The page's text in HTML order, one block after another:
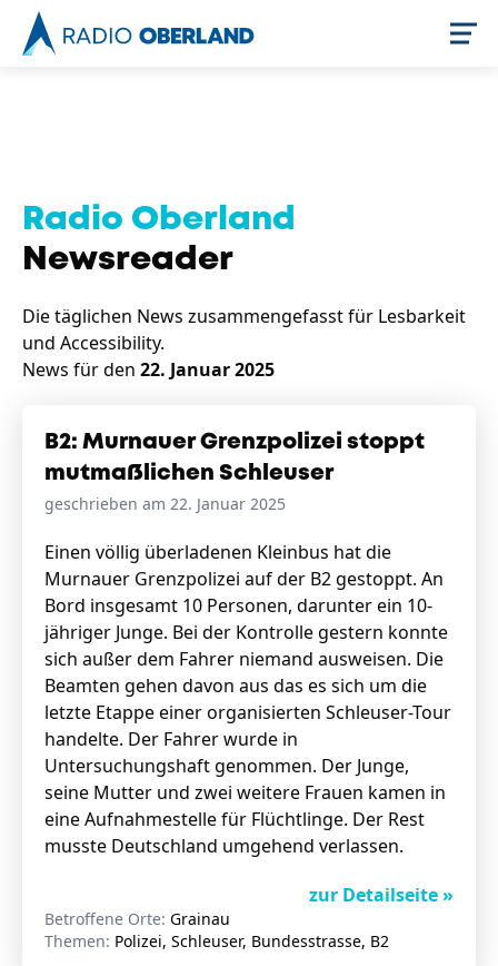
Newsreader
Stellenangebote
Unternehmen
Das geheime Geräusch
Wandern
Fotobox
Amphibienschutz
Team
Programm
Service
Nachgehört
Newsletter
Zeit fürs Oberland
Handwerker
Radio Oberland
Newsreader
Die täglichen News zusammengefasst für Lesbarkeit
und Accessibility.
News für den 22. Januar 2025
B2: Murnauer Grenzpolizei stoppt
mutmaßlichen Schleuser
geschrieben am 22. Januar 2025
Einen völlig überladenen Kleinbus hat die
Murnauer Grenzpolizei auf der B2 gestoppt. An
Bord insgesamt 10 Personen, darunter ein 10-
jähriger Junge. Bei der Kontrolle gestern konnte
sich außer dem Fahrer niemand ausweisen. Die
Beamten gehen davon aus das es sich um die
letzte Etappe einer organisierten Schleuser-Tour
handelte. Der Fahrer wurde in
Untersuchungshaft genommen. Der Junge,
seine Mutter und zwei weitere Frauen kamen in
eine Aufnahmestelle für Flüchtlinge. Der Rest
musste Deutschland umgehend verlassen.
zur Detailseite »
Betroffene Orte: Grainau
Themen: Polizei, Schleuser, Bundesstrasse, B2